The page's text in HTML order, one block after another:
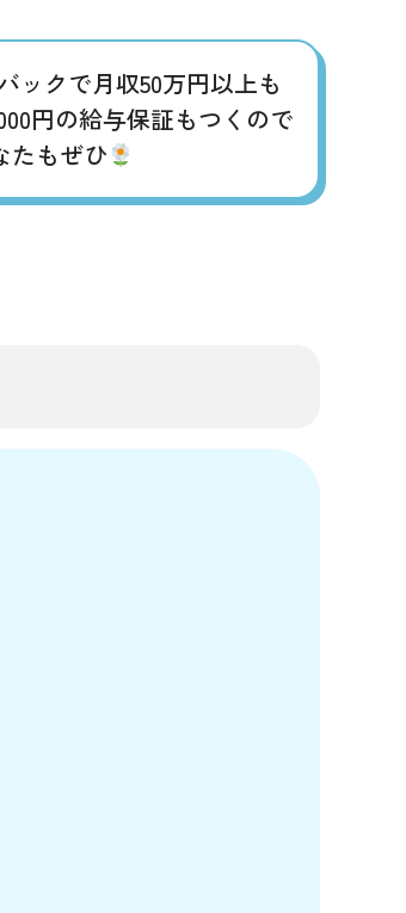
ックで月収50万円以上も
円の給与保証もつくので
たもぜひ